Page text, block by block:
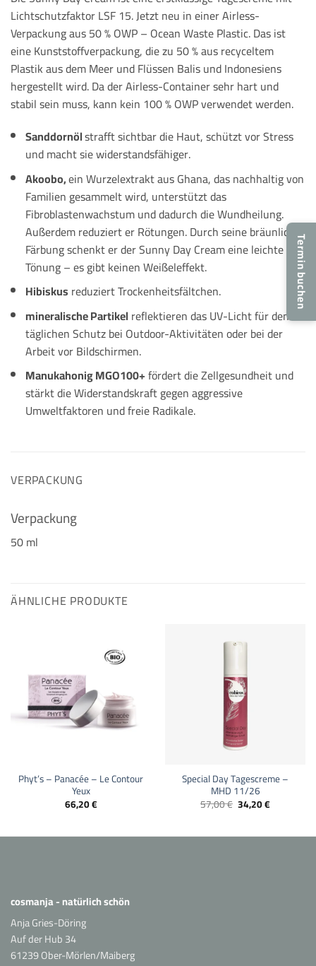
Termin buchen
Lichtschutzfaktor LSF 15. Jetzt neu in einer Airless-
Verpackung aus 50 % OWP – Ocean Waste Plastic. Das ist
eine Kunststoffverpackung, die zu 50 % aus recyceltem
Plastik aus dem Meer und Flüssen Balis und Indonesiens
hergestellt wird. Da der Airless-Container sehr hart und
stabil sein muss, kann kein 100 % OWP verwendet werden.
Sanddornölstrafft sichtbar die Haut, schützt vor Stress
und macht sie widerstandsfähiger.
Akoobo,ein Wurzelextrakt aus Ghana, das nachhaltig von
Familien gesammelt wird, unterstützt das
Fibroblastenwachstum und dadurch die Wundheilung.
Außerdem reduziert er Rötungen. Durch seine bräunliche
Färbung schenkt er der Sunny Day Cream eine leichte
Tönung – es gibt keinen Weißeleffekt.
Hibiskus reduziert Trockenheitsfältchen.
mineralische Partikel reflektieren das UV-Licht für den
täglichen Schutz bei Outdoor-Aktivitäten oder bei der
Arbeit vor Bildschirmen.
Manukahonig MGO100+fördert die Zellgesundheit und
stärkt die Widerstandskraft gegen aggressive
Umweltfaktoren und freie Radikale.
VERPACKUNG
Verpackung
50 ml
ÄHNLICHE PRODUKTE
Phyt’s – Panacée – Le Contour
Yeux
66,20€
Special Day Tagescreme –
MHD 11/26
57,00€ Ursprünglicher
Preis
34,20€
cosmanja - natürlich schön
Anja Gries-Döring
Auf der Hub 34
61239 Ober-Mörlen/Maiberg